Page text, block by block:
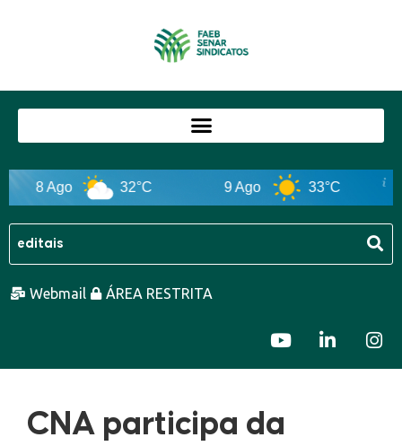
8 Ago 32°C 9 Ago 33°C
Webmail ÁREA RESTRITA
CNA participa da